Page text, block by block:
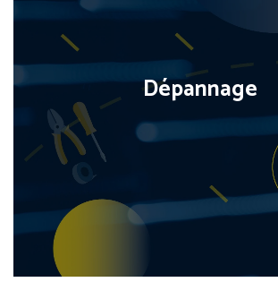
Dépannage